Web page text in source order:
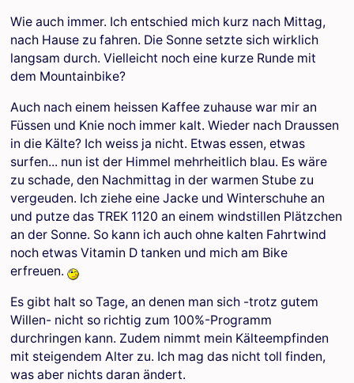
Wie auch immer. Ich entschied mich kurz nach Mittag,
nach Hause zu fahren. Die Sonne setzte sich wirklich
langsam durch. Vielleicht noch eine kurze Runde mit
dem Mountainbike?
Auch nach einem heissen Kaffee zuhause war mir an
Füssen und Knie noch immer kalt. Wieder nach Draussen
in die Kälte? Ich weiss ja nicht. Etwas essen, etwas
surfen... nun ist der Himmel mehrheitlich blau. Es wäre
zu schade, den Nachmittag in der warmen Stube zu
vergeuden. Ich ziehe eine Jacke und Winterschuhe an
und putze das TREK 1120 an einem windstillen Plätzchen
an der Sonne. So kann ich auch ohne kalten Fahrtwind
noch etwas Vitamin D tanken und mich am Bike
erfreuen.
Es gibt halt so Tage, an denen man sich -trotz gutem
Willen- nicht so richtig zum 100%-Programm
durchringen kann. Zudem nimmt mein Kälteempfinden
mit steigendem Alter zu. Ich mag das nicht toll finden,
was aber nichts daran ändert.